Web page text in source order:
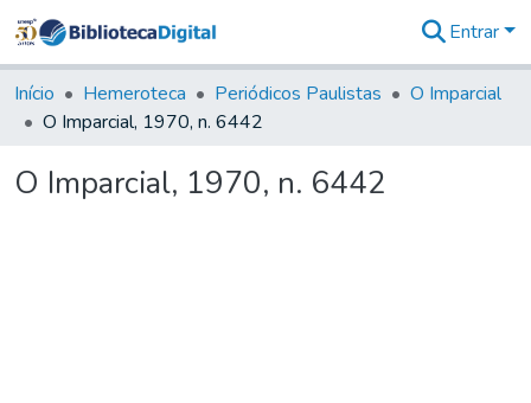
&
Coleções
Tudo na
Digital
Entrar
Início Hemeroteca Periódicos Paulistas
O Imparcial
O Imparcial, 1970, n. 6442
O Imparcial, 1970, n. 6442